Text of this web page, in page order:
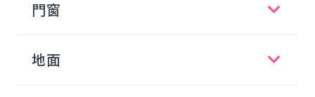
門窗
地面